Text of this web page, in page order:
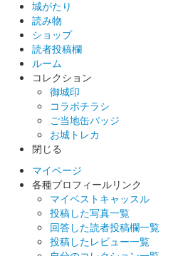
会津鶴ヶ城 御城印
会津鶴ヶ城 御城印
鶴ヶ城（会津若松城
天守リニューアル記念版
販売終了
城がたり
読み物
ショップ
読者投稿欄
ルーム
コレクション
御城印
コラボチラシ
ご当地缶バッジ
お城トレカ
閉じる
マイページ
各種プロフィールリンク
マイベストキャッスル
投稿した写真一覧
回答した読者投稿欄一覧
投稿したレビュー一覧